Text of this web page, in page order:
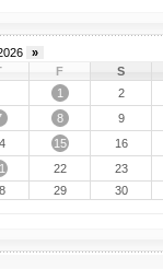
»
F S
1
2
8 9
15 16
22 23
29 30